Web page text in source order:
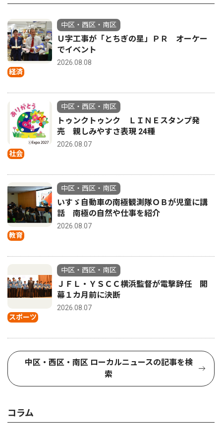
経済
中区・西区・南区
Ｕ字工事が「とちぎの星」ＰＲ オーケー
でイベント
2026.08.08
社会
中区・西区・南区
トゥンクトゥンク ＬＩＮＥスタンプ発
売 親しみやすさ表現 24種
2026.08.07
教育
中区・西区・南区
いすゞ自動車の南極観測隊ＯＢが児童に講
話 南極の自然や仕事を紹介
2026.08.07
スポーツ
中区・西区・南区
ＪＦＬ・ＹＳＣＣ横浜監督が電撃辞任 開
幕１カ月前に決断
2026.08.07
中区・西区・南区 ローカルニュースの記事を検
索
コラム